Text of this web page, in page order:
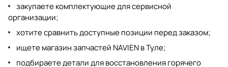
закупаете комплектующие для сервисной
организации;
хотите сравнить доступные позиции перед заказом;
ищете магазин запчастей NAVIEN в Туле;
подбираете детали для восстановления горячего